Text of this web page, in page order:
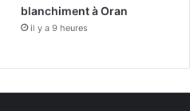
blanchiment à Oran
il y a 9 heures